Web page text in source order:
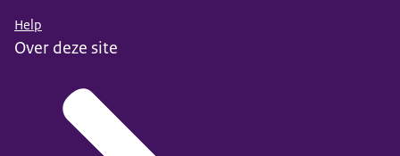
Help
Over deze site